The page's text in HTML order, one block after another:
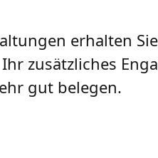
erhalten
zusätzliches
gut belegen.